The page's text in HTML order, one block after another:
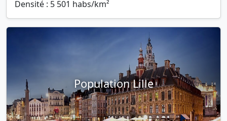
Densité : 5 501 habs/km²
Population Lille